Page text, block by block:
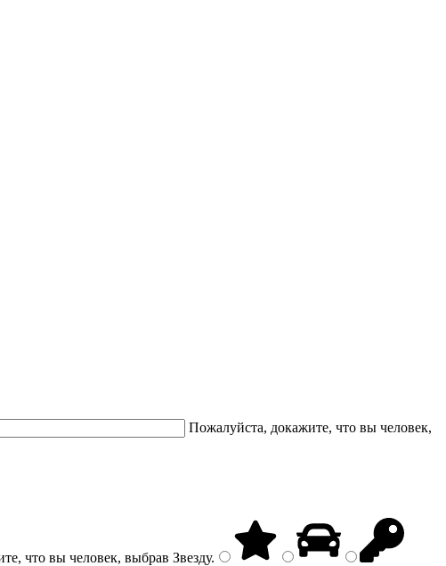
Пожалуйста, докажите, что вы человек,
что вы человек, выбрав Звезду.